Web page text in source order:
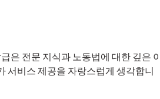
은 전문 지식과 노동법에 대한 깊은 이
서비스 제공을 자랑스럽게 생각합니